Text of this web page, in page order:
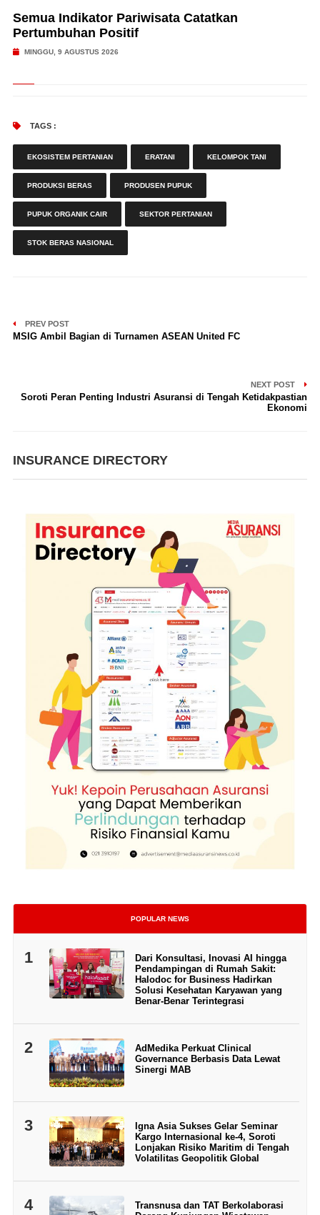
Semua Indikator Pariwisata Catatkan
Pertumbuhan Positif
MINGGU, 9 AGUSTUS 2026
TAGS :
EKOSISTEM PERTANIAN ERATANI KELOMPOK TANI
PRODUKSI BERAS PRODUSEN PUPUK
PUPUK ORGANIK CAIR SEKTOR PERTANIAN
STOK BERAS NASIONAL
PREV POST
MSIG Ambil Bagian di Turnamen ASEAN United FC
NEXT POST
Soroti Peran Penting Industri Asuransi di Tengah Ketidakpastian
Ekonomi
INSURANCE DIRECTORY
POPULAR NEWS
1
Dari Konsultasi, Inovasi AI hingga
Pendampingan di Rumah Sakit:
Halodoc for Business Hadirkan
Solusi Kesehatan Karyawan yang
Benar-Benar Terintegrasi
2
AdMedika Perkuat Clinical
Governance Berbasis Data Lewat
Sinergi MAB
3
Igna Asia Sukses Gelar Seminar
Kargo Internasional ke-4, Soroti
Lonjakan Risiko Maritim di Tengah
Volatilitas Geopolitik Global
4
Transnusa dan TAT Berkolaborasi